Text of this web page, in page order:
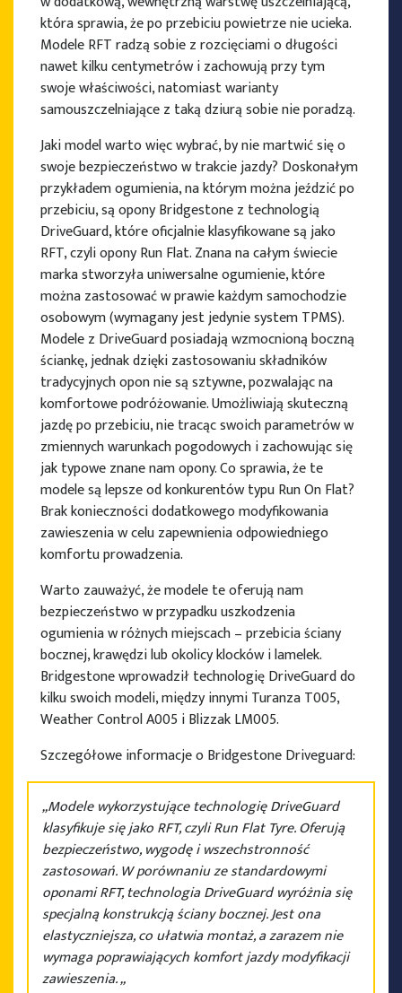
która sprawia, że po przebiciu powietrze nie ucieka.
Modele RFT radzą sobie z rozcięciami o długości
nawet kilku centymetrów i zachowują przy tym
swoje właściwości, natomiast warianty
samouszczelniające z taką dziurą sobie nie poradzą.
Jaki model warto więc wybrać, by nie martwić się o
swoje bezpieczeństwo w trakcie jazdy? Doskonałym
przykładem ogumienia, na którym można jeździć po
przebiciu, są opony Bridgestone z technologią
DriveGuard, które oficjalnie klasyfikowane są jako
RFT, czyli opony Run Flat. Znana na całym świecie
marka stworzyła uniwersalne ogumienie, które
można zastosować w prawie każdym samochodzie
osobowym (wymagany jest jedynie system TPMS).
Modele z DriveGuard posiadają wzmocnioną boczną
ściankę, jednak dzięki zastosowaniu składników
tradycyjnych opon nie są sztywne, pozwalając na
komfortowe podróżowanie. Umożliwiają skuteczną
jazdę po przebiciu, nie tracąc swoich parametrów w
zmiennych warunkach pogodowych i zachowując się
jak typowe znane nam opony. Co sprawia, że te
modele są lepsze od konkurentów typu Run On Flat?
Brak konieczności dodatkowego modyfikowania
zawieszenia w celu zapewnienia odpowiedniego
komfortu prowadzenia.
Warto zauważyć, że modele te oferują nam
bezpieczeństwo w przypadku uszkodzenia
ogumienia w różnych miejscach – przebicia ściany
bocznej, krawędzi lub okolicy klocków i lamelek.
Bridgestone wprowadził technologię DriveGuard do
kilku swoich modeli, między innymi Turanza T005,
Weather Control A005 i Blizzak LM005.
Szczegółowe informacje o Bridgestone Driveguard:
„Modele wykorzystujące technologię DriveGuard
klasyfikuje się jako RFT, czyli Run Flat Tyre. Oferują
bezpieczeństwo, wygodę i wszechstronność
zastosowań. W porównaniu ze standardowymi
oponami RFT, technologia DriveGuard wyróżnia się
specjalną konstrukcją ściany bocznej. Jest ona
elastyczniejsza, co ułatwia montaż, a zarazem nie
wymaga poprawiających komfort jazdy modyfikacji
zawieszenia. „